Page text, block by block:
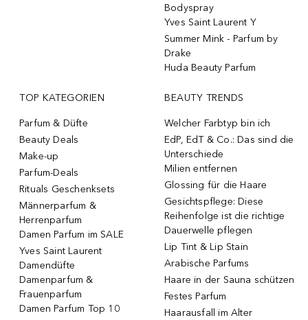
Bodyspray
Yves Saint Laurent Y
Summer Mink - Parfum by
Drake
Huda Beauty Parfum
TOP KATEGORIEN
Parfum & Düfte
Beauty Deals
Make-up
Parfum-Deals
Rituals Geschenksets
Männerparfum &
Herrenparfum
Damen Parfum im SALE
Yves Saint Laurent
Damendüfte
Damenparfum &
Frauenparfum
Damen Parfum Top 10
BEAUTY TRENDS
Welcher Farbtyp bin ich
EdP, EdT & Co.: Das sind die
Unterschiede
Milien entfernen
Glossing für die Haare
Gesichtspflege: Diese
Reihenfolge ist die richtige
Dauerwelle pflegen
Lip Tint & Lip Stain
Arabische Parfums
Haare in der Sauna schützen
Festes Parfum
Haarausfall im Alter